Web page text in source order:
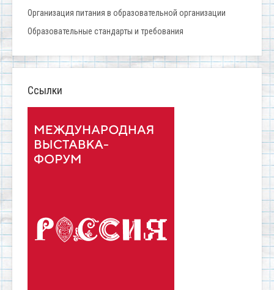
Организация питания в образовательной организации
Образовательные стандарты и требования
Ссылки